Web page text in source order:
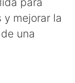
mejorar la
una